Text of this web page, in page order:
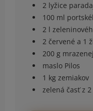
2 lyžice
100 ml
2 l
2 červené a 1
200 g
maslo Pilos
1 kg zemiakov
zelená časť z